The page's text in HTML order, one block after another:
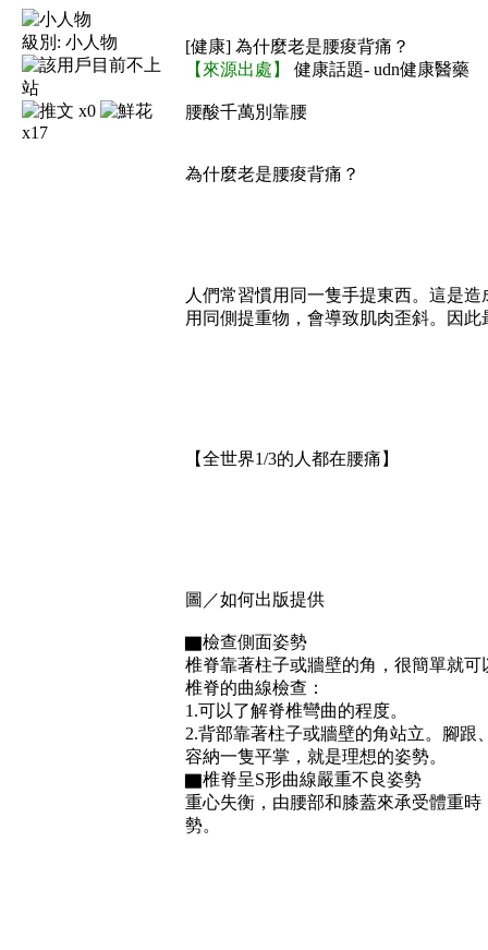
級別: 小人物
x0
x17
[健康] 為什麼老是腰痠背痛？
【來源出處】
健康話題- udn健康醫藥
腰酸千萬別靠腰
為什麼老是腰痠背痛？
人們常習慣用同一隻手提東西。這是
用同側提重物，會導致肌肉歪斜。因
【全世界1/3的人都在腰痛】
圖／如何出版提供
▇檢查側面姿勢
椎脊靠著柱子或牆壁的角，很簡單就
椎脊的曲線檢查：
1.可以了解脊椎彎曲的程度。
2.背部靠著柱子或牆壁的角站立。腳
容納一隻平掌，就是理想的姿勢。
▇椎脊呈S形曲線嚴重不良姿勢
重心失衡，由腰部和膝蓋來承受體重
勢。